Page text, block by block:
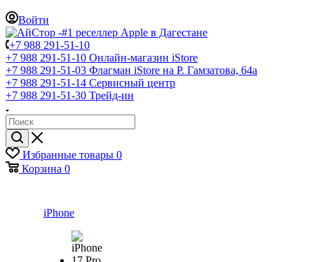
Войти
+7 988 291-51-10
+7 988 291-51-10 Онлайн-магазин iStore
+7 988 291-51-03 Флагман iStore на Р. Гамзатова, 64а
+7 988 291-51-14 Сервисный центр
+7 988 291-51-30 Трейд-ин
Избранные товары 0
Корзина 0
iPhone